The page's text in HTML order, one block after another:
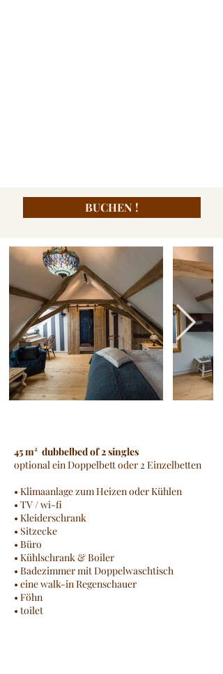
BUCHEN !
45 m² dubbelbed of 2 singles
optional ein Doppelbett oder 2 Einzelbetten
• Klimaanlage zum Heizen oder Kühlen
• TV / wi-fi
• Kleiderschrank
• Sitzecke
• Büro
• Kühlschrank & Boiler
• Badezimmer mit Doppelwaschtisch
• eine walk-in Regenschauer
• Föhn
• toilet